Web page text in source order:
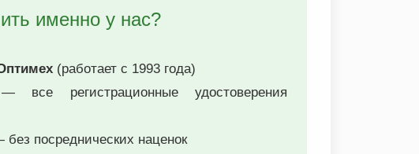
именно у нас?
(работает с 1993 года)
все регистрационные удостоверения
посреднических наценок